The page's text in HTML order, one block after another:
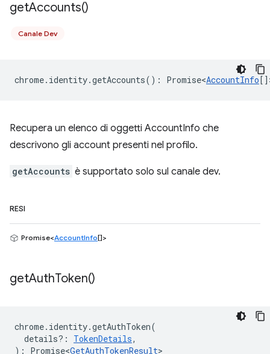
getAccounts()
Canale Dev
chrome. identity.getAccounts() : Promise<AccountInfo[]
Recupera un elenco di oggetti AccountInfo che
descrivono gli account presenti nel profilo.
getAccounts è supportato solo sul canale dev.
RESI
Promise<AccountInfo[]>
getAuthToken()
chrome. identity.getAuthToken(
details? : TokenDetails,
) : Promise<GetAuthTokenResult>